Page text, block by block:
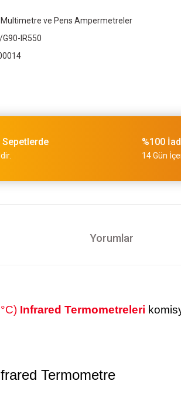
Multimetre ve Pens Ampermetreler
G90-IR550
Sepetlerde %100
14 Gün
Yorumlar
Infrared Termometreleri
Termometre